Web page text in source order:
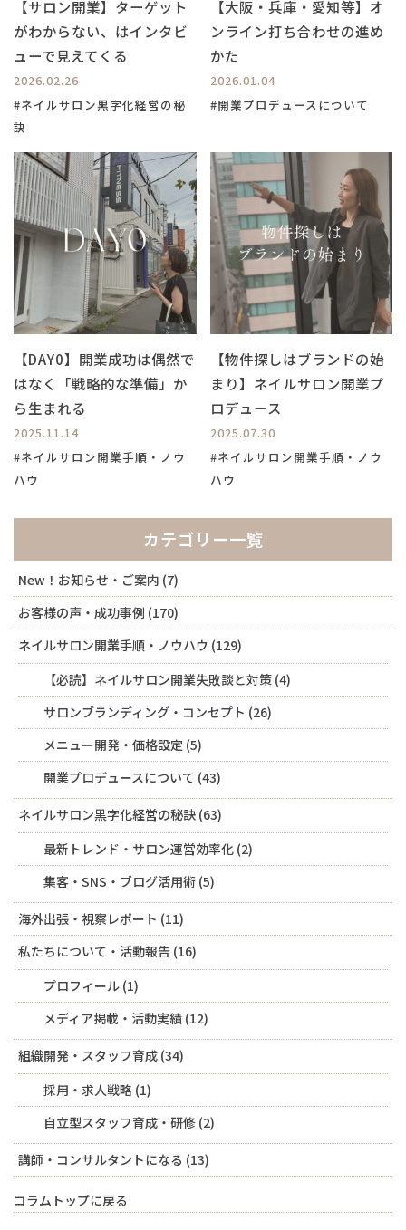
【サロン開業】ターゲット
がわからない、はインタビ
ューで見えてくる
2026.02.26
#ネイルサロン黒字化経営の秘
訣
【大阪・兵庫・愛知等】オ
ンライン打ち合わせの進め
かた
2026.01.04
#開業プロデュースについて
【DAY0】開業成功は偶然で
はなく「戦略的な準備」か
ら生まれる
2025.11.14
#ネイルサロン開業手順・ノウ
ハウ
【物件探しはブランドの始
まり】ネイルサロン開業プ
ロデュース
2025.07.30
#ネイルサロン開業手順・ノウ
ハウ
カテゴリー一覧
New！お知らせ・ご案内 (7)
お客様の声・成功事例 (170)
ネイルサロン開業手順・ノウハウ (129)
【必読】ネイルサロン開業失敗談と対策 (4)
サロンブランディング・コンセプト (26)
メニュー開発・価格設定 (5)
開業プロデュースについて (43)
ネイルサロン黒字化経営の秘訣 (63)
最新トレンド・サロン運営効率化 (2)
集客・SNS・ブログ活用術 (5)
海外出張・視察レポート (11)
私たちについて・活動報告 (16)
プロフィール (1)
メディア掲載・活動実績 (12)
組織開発・スタッフ育成 (34)
採用・求人戦略 (1)
自立型スタッフ育成・研修 (2)
講師・コンサルタントになる (13)
コラムトップに戻る